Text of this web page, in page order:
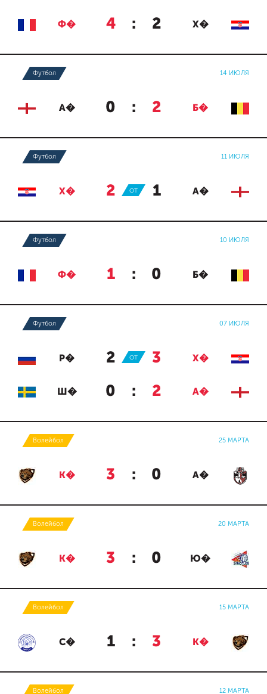
Ф� 4 : 2 Х�
Футбол 14 ИЮЛЯ
А� 0 : 2 Б�
Футбол 11 ИЮЛЯ
Х� 2 : 1 А�
ОТ
Футбол 10 ИЮЛЯ
Ф� 1 : 0 Б�
Футбол 07 ИЮЛЯ
Р� 2 : 3 Х�
ОТ
Ш� 0 : 2 А�
Волейбол 25 МАРТА
К� 3 : 0 А�
Волейбол 20 МАРТА
К� 3 : 0 Ю�
Волейбол 15 МАРТА
С� 1 : 3 К�
Волейбол 12 МАРТА